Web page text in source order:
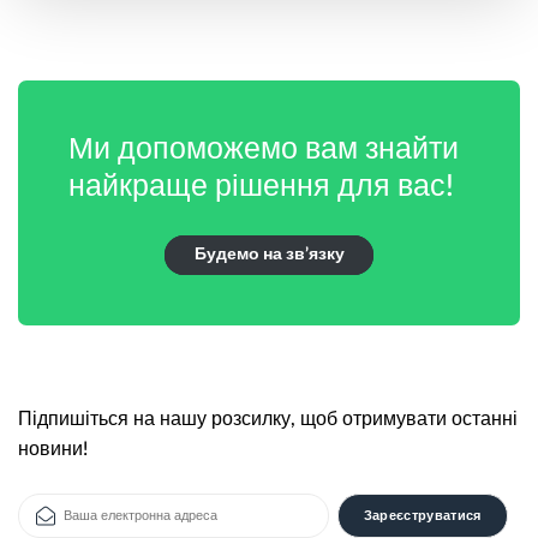
Ми допоможемо вам знайти
найкраще рішення для вас!
Будемо на зв’язку
Підпишіться на нашу розсилку, щоб отримувати останні
новини!